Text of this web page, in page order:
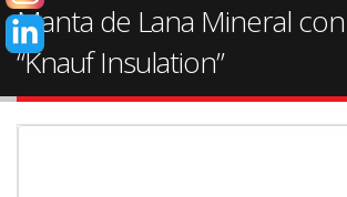
Manta de Lana Mineral
“Knauf Insulation”